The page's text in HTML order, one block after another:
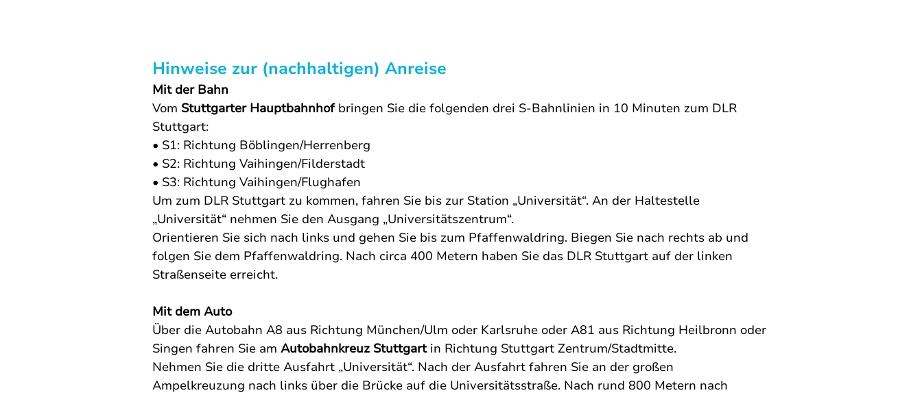
Hinweise zur (nachhaltigen) Anreise
Mit der Bahn
Vom Stuttgarter Hauptbahnhof bringen Sie die folgenden drei S-Bahnlinien in 10 Minuten zum DLR
Stuttgart:
• S1: Richtung Böblingen/Herrenberg
• S2: Richtung Vaihingen/Filderstadt
• S3: Richtung Vaihingen/Flughafen
Um zum DLR Stuttgart zu kommen, fahren Sie bis zur Station „Universität“. An der Haltestelle
„Universität“ nehmen Sie den Ausgang „Universitätszentrum“.
Orientieren Sie sich nach links und gehen Sie bis zum Pfaffenwaldring. Biegen Sie nach rechts ab und
folgen Sie dem Pfaffenwaldring. Nach circa 400 Metern haben Sie das DLR Stuttgart auf der linken
Straßenseite erreicht.
Mit dem Auto
Über die Autobahn A8 aus Richtung München/Ulm oder Karlsruhe oder A81 aus Richtung Heilbronn oder
Singen fahren Sie am Autobahnkreuz Stuttgart in Richtung Stuttgart Zentrum/Stadtmitte.
Nehmen Sie die dritte Ausfahrt „Universität“. Nach der Ausfahrt fahren Sie an der großen
Ampelkreuzung nach links über die Brücke auf die Universitätsstraße. Nach rund 800 Metern nach